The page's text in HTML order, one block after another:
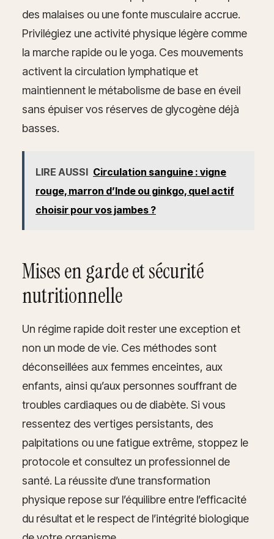
des malaises ou une fonte musculaire accrue.
Privilégiez une activité physique légère comme
la marche rapide ou le yoga. Ces mouvements
activent la circulation lymphatique et
maintiennent le métabolisme de base en éveil
sans épuiser vos réserves de glycogène déjà
basses.
LIRE AUSSI Circulation sanguine : vigne
rouge, marron d’Inde ou ginkgo, quel actif
choisir pour vos jambes ?
Mises en garde et sécurité
nutritionnelle
Un régime rapide doit rester une exception et
non un mode de vie. Ces méthodes sont
déconseillées aux femmes enceintes, aux
enfants, ainsi qu’aux personnes souffrant de
troubles cardiaques ou de diabète. Si vous
ressentez des vertiges persistants, des
palpitations ou une fatigue extrême, stoppez le
protocole et consultez un professionnel de
santé. La réussite d’une transformation
physique repose sur l’équilibre entre l’efficacité
du résultat et le respect de l’intégrité biologique